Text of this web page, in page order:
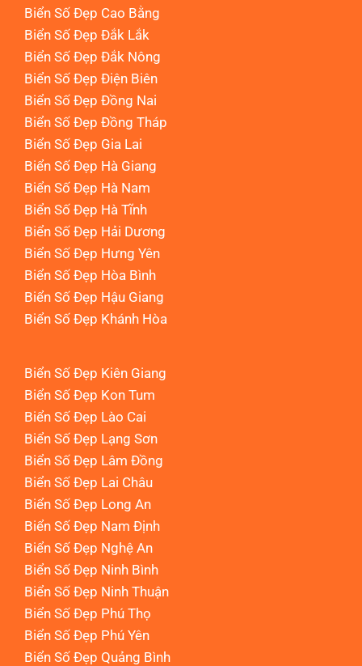
Biển Số Đẹp Cao Bằng
Biển Số Đẹp Đắk Lắk
Biển Số Đẹp Đắk Nông
Biển Số Đẹp Điện Biên
Biển Số Đẹp Đồng Nai
Biển Số Đẹp Đồng Tháp
Biển Số Đẹp Gia Lai
Biển Số Đẹp Hà Giang
Biển Số Đẹp Hà Nam
Biển Số Đẹp Hà Tĩnh
Biển Số Đẹp Hải Dương
Biển Số Đẹp Hưng Yên
Biển Số Đẹp Hòa Bình
Biển Số Đẹp Hậu Giang
Biển Số Đẹp Khánh Hòa
Biển Số Đẹp Kiên Giang
Biển Số Đẹp Kon Tum
Biển Số Đẹp Lào Cai
Biển Số Đẹp Lạng Sơn
Biển Số Đẹp Lâm Đồng
Biển Số Đẹp Lai Châu
Biển Số Đẹp Long An
Biển Số Đẹp Nam Định
Biển Số Đẹp Nghệ An
Biển Số Đẹp Ninh Bình
Biển Số Đẹp Ninh Thuận
Biển Số Đẹp Phú Thọ
Biển Số Đẹp Phú Yên
Biển Số Đẹp Quảng Bình